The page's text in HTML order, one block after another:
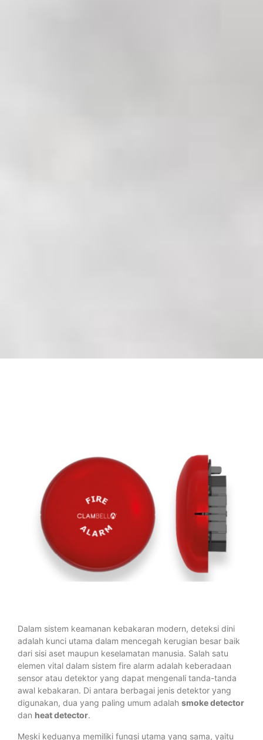
Dalam sistem keamanan kebakaran modern, deteksi dini
adalah kunci utama dalam mencegah kerugian besar baik
dari sisi aset maupun keselamatan manusia. Salah satu
elemen vital dalam sistem fire alarm adalah keberadaan
sensor atau detektor yang dapat mengenali tanda-tanda
awal kebakaran. Di antara berbagai jenis detektor yang
digunakan, dua yang paling umum adalah smoke detector
dan heat detector.
Meski keduanya memiliki fungsi utama yang sama, yaitu